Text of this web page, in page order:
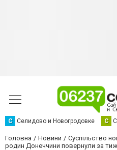
С Селидово и Новогродовке С
Головна Новини Суспільство
родин Донеччини повернули за